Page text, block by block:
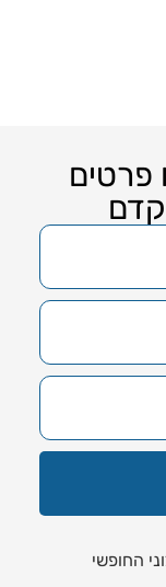
פרטים
החופשי